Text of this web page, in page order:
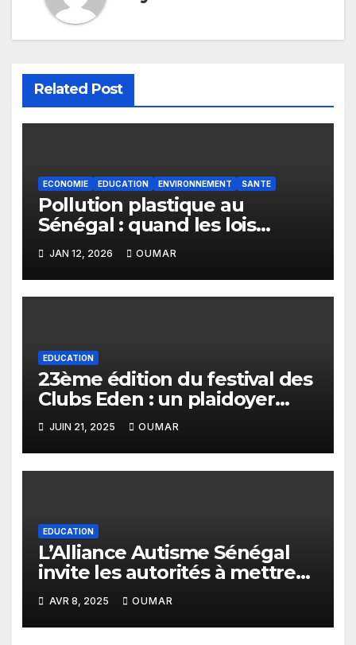
Related Post
ECONOMIE EDUCATION ENVIRONNEMENT SANTE
Pollution plastique au
Sénégal : quand les lois
restent sans effet
JAN 12, 2026 OUMAR
EDUCATION
23ème édition du festival des
Clubs Eden : un plaidoyer
pour un budget sensible aux
droits de l’enfant
JUIN 21, 2025 OUMAR
EDUCATION
L’Alliance Autisme Sénégal
invite les autorités à mettre
en place un programme
d’inclusion scolaire pour les
enfants autistes
AVR 8, 2025 OUMAR